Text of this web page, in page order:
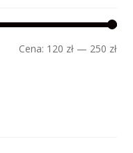
Cena: 120 zł — 250 zł